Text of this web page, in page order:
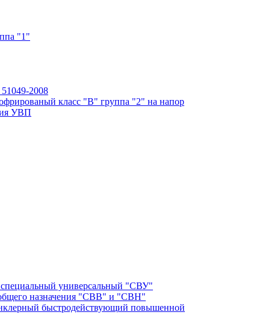
"1"
2008
класс "В" группа "2" на напор
УВП
универсальный "СВУ"
назначения "СВВ" и "СВН"
быстродействующий повышенной